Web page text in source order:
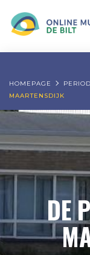
HOMEPAGE
MAARTENSDIJK
DE